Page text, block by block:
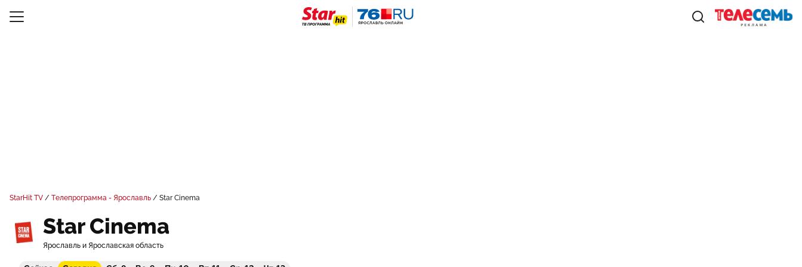
StarHit TV Телепрограмма - Ярославль Star Cinema
Star Cinema
Ярославль и Ярославская область